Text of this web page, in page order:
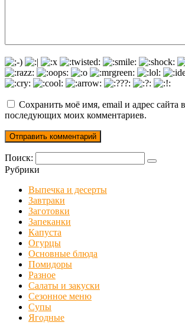
Сохранить моё имя, email и адрес сайта
последующих моих комментариев.
Поиск:
Рубрики
Выпечка и десерты
Завтраки
Заготовки
Запеканки
Капуста
Огурцы
Основные блюда
Помидоры
Разное
Салаты и закуски
Сезонное меню
Супы
Ягодные